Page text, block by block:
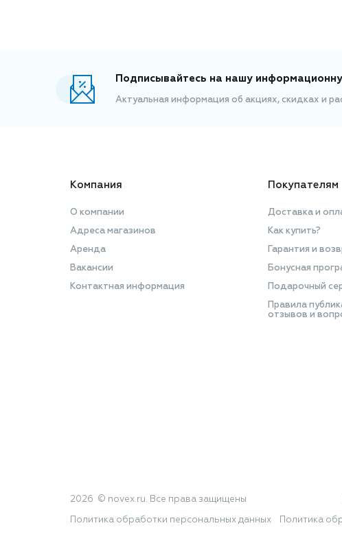
Подписывайтесь на нашу
Актуальная информация об акциях, скидках и
Компания
О компании
Адреса магазинов
Аренда
Вакансии
Контактная информация
Покупателям
Доставка и
Как купить?
Гарантия и
Бонусная
Подарочный
Правила
отзывов и
2026 © novex.ru. Все права защищены
Политика обработки персональных данных Политика